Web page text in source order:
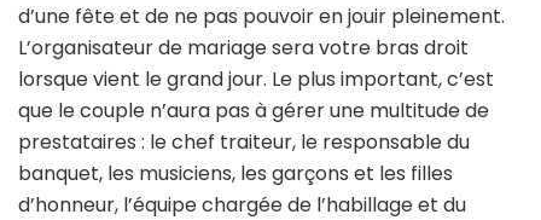
d’une fête et de ne pas pouvoir en jouir pleinement.
L’organisateur de mariage sera votre bras droit
lorsque vient le grand jour. Le plus important, c’est
que le couple n’aura pas à gérer une multitude de
prestataires : le chef traiteur, le responsable du
banquet, les musiciens, les garçons et les filles
d’honneur, l’équipe chargée de l’habillage et du